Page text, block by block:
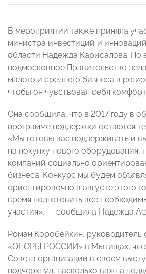
В мероприятии также приняла
министра инвестиций и
области Надежда Карисалова. По
подмосковное Правительство
малого и среднего бизнеса в
чтобы он чувствовал себя
Она сообщила, что в 2017 году в
программе поддержки остаются
«Мы готовы вас поддерживать и
на покупку нового оборудования,
компаний социально
бизнеса. Конкурс мы будем
ориентировочно в августе этого
время подготовить все
участия», — сообщила Надежда
Роман Коробейкин, руководитель
«ОПОРЫ РОССИИ» в Мытищах,
Совета организации в своем
подчеркнул, насколько важна